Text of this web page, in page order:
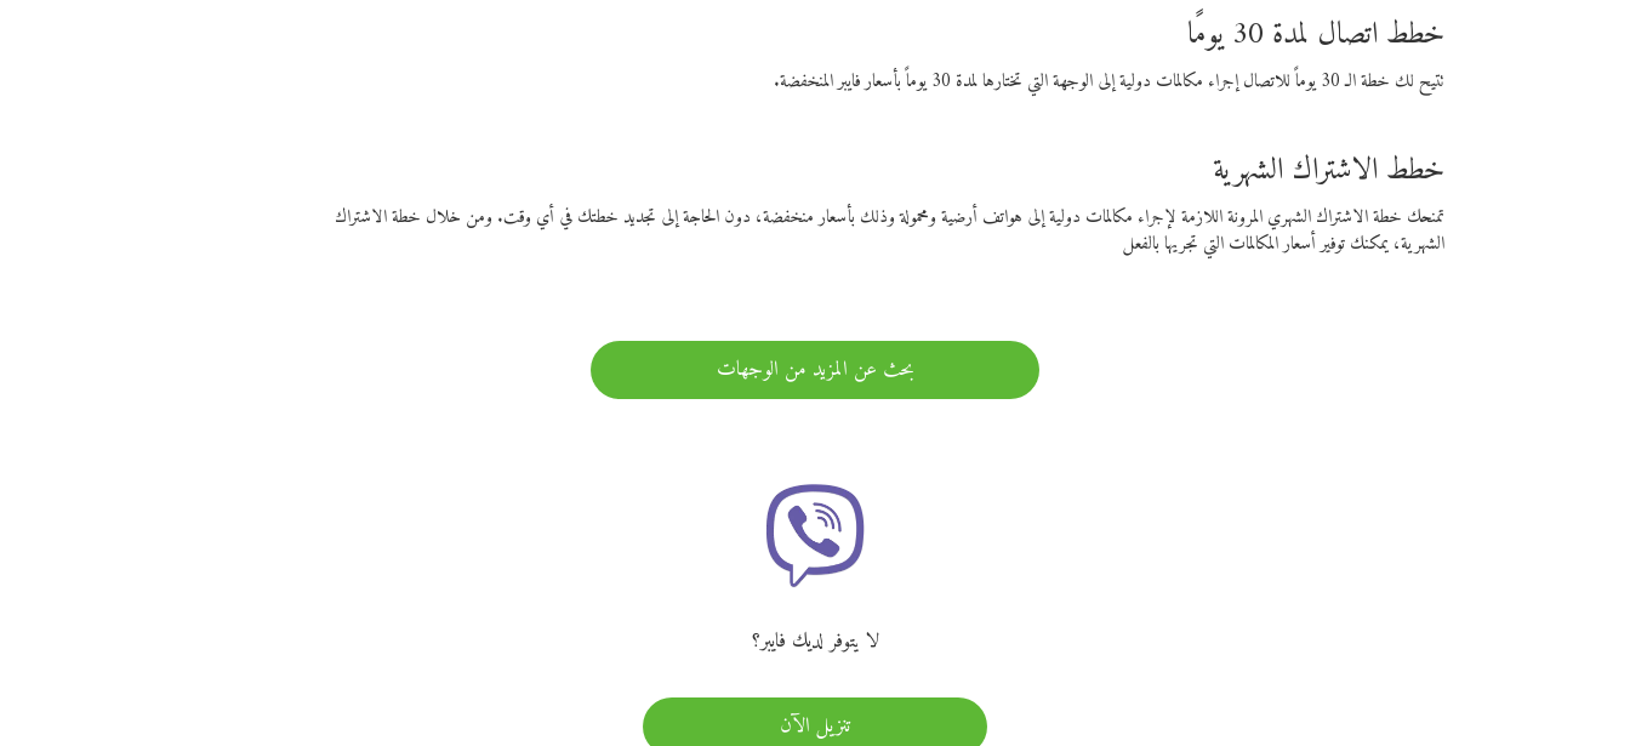
خطط اتصال لمدة 30 يومًا
تتيح لك خطة الـ 30 يوماً للاتصال إجراء مكالمات دولية إلى الوجهة التي تختارها لمدة 30 يوماً بأسعار فايبر المنخفضة.
خطط الاشتراك الشهرية
تمنحك خطة الاشتراك الشهري المرونة اللازمة لإجراء مكالمات دولية إلى هواتف أرضية ومحمولة وذلك بأسعار منخفضة، دون الحاجة إلى تجديد خطتك في أي وقت. ومن خلال خطة الاشتراك
الشهرية، يمكنك توفير أسعار المكالمات التي تجريها بالفعل
بحث عن المزيد من الوجهات
لا يتوفر لديك فايبر؟
تنزيل الآن